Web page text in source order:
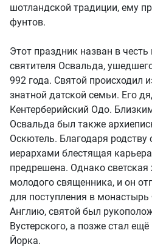
шотландской традиции, ему
фунтов.
Этот праздник назван в честь
святителя Освальда,
992 года. Святой происходил
знатной датской семьи. Его
Кентерберийский Одо.
Освальда был также
Оскютель. Благодаря
иерархами блестящая
предрешена. Однако светская
молодого священника, и он
для поступления в
Англию, святой был
Вустерского, а позже стал
Йорка.